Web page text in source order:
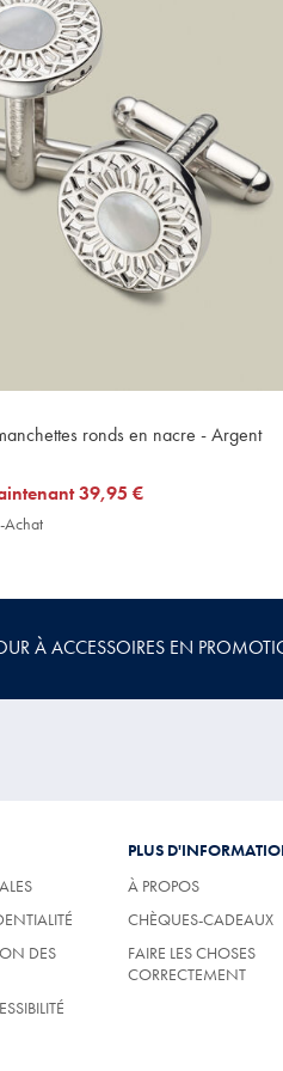
ronds en nacre - Argent
39,95 €
À ACCESSOIRES EN
DES
PLUS
À PROPOS
CHÈQUES-CADEAUX
FAIRE LES CHOSES
CORRECTEMENT